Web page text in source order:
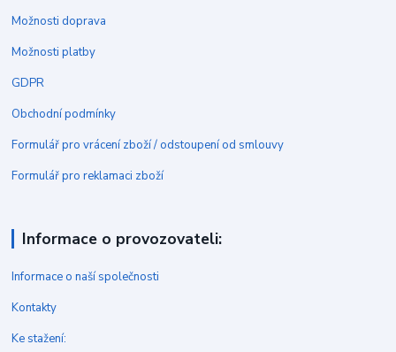
Možnosti doprava
Možnosti platby
GDPR
Obchodní podmínky
Formulář pro vrácení zboží / odstoupení od smlouvy
Formulář pro reklamaci zboží
Informace o provozovateli:
Informace o naší společnosti
Kontakty
Ke stažení: